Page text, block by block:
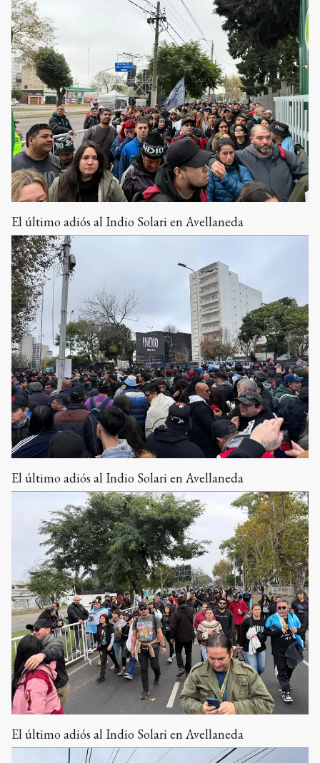
El último adiós al Indio Solari en Avellaneda
El último adiós al Indio Solari en Avellaneda
El último adiós al Indio Solari en Avellaneda